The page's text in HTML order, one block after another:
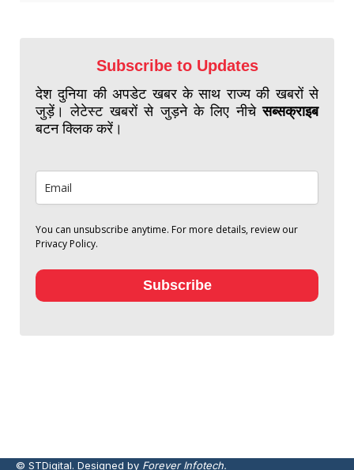
Subscribe to Updates
देश दुनिया की अपडेट खबर के साथ राज्य की खबरों से
जुड़ें। लेटेस्ट खबरों से जुड़ने के लिए नीचेसब्सक्राइब
बटन क्लिक करें।
You can unsubscribe anytime. For more details, review our
Privacy Policy.
Subscribe
© STDigital. Designed by Forever Infotech.